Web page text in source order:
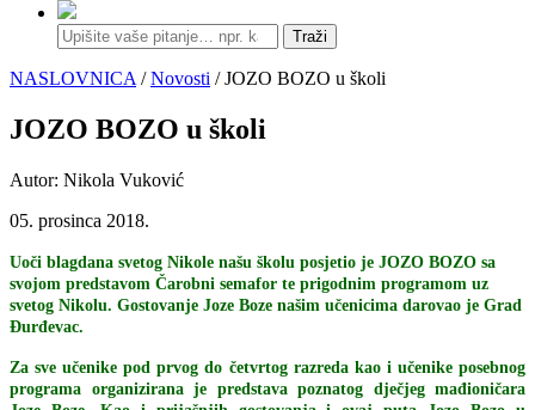
Traži
NASLOVNICA /Novosti / JOZO BOZO u školi
JOZO BOZO u školi
Autor: Nikola Vuković
05. prosinca 2018.
Uoči blagdana svetog Nikole našu školu posjetio je JOZO BOZO sa
svojom predstavom Čarobni semafor te prigodnim programom uz
svetog Nikolu. Gostovanje Joze Boze našim učenicima darovao je Grad
Đurđevac.
Za sve učenike pod prvog do četvrtog razreda kao i učenike posebnog
programa organizirana je predstava poznatog dječjeg mađioničara